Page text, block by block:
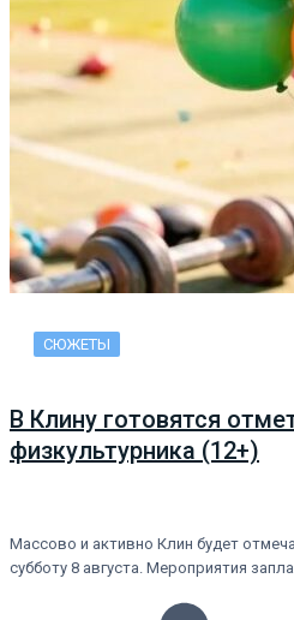
СЮЖЕТЫ
В Клину готовятся
физкультурника (12+)
Массово и активно Клин будет
субботу 8 августа. Мероприятия